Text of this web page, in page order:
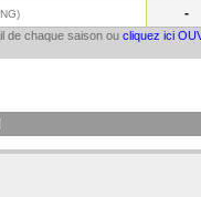
) -
de chaque saison ou cliquez ici